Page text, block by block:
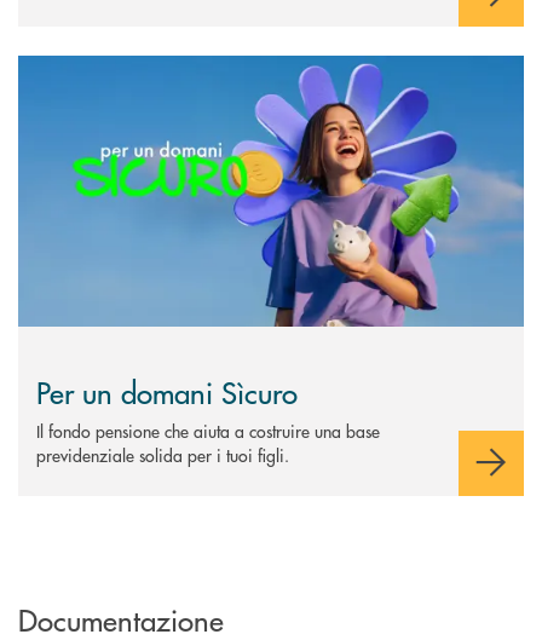
Per un domani Sìcuro
Il fondo pensione che aiuta a costruire una base
previdenziale solida per i tuoi figli.
Documentazione